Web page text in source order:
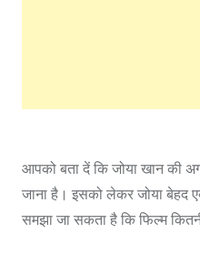
आपको बता दें कि जोया खान की
जाना है। इसको लेकर जोया बेहद
समझा जा सकता है कि फिल्‍म